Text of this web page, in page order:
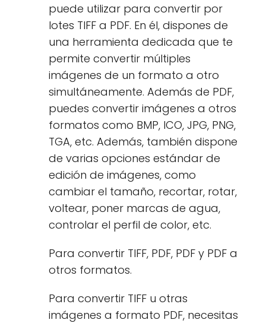
puede utilizar para convertir por
lotes TIFF a PDF. En él, dispones de
una herramienta dedicada que te
permite convertir múltiples
imágenes de un formato a otro
simultáneamente. Además de PDF,
puedes convertir imágenes a otros
formatos como BMP, ICO, JPG, PNG,
TGA, etc. Además, también dispone
de varias opciones estándar de
edición de imágenes, como
cambiar el tamaño, recortar, rotar,
voltear, poner marcas de agua,
controlar el perfil de color, etc.
Para convertir TIFF, PDF, PDF y PDF a
otros formatos.
Para convertir TIFF u otras
imágenes a formato PDF, necesitas